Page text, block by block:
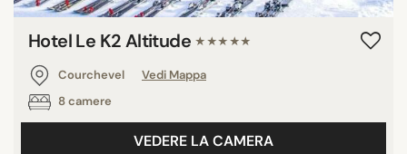
Hotel Le K2 Altitude ★★★★★
Courchevel
Vedi Mappa
8 camere
VEDERE LA CAMERA